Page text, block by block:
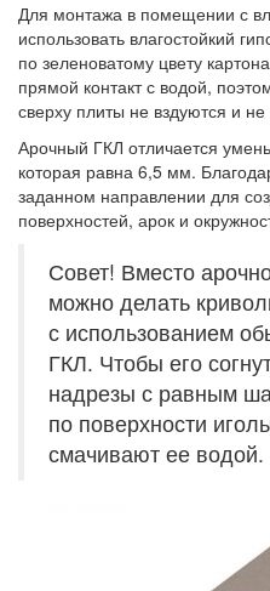
Для монтажа в помещении с
использовать влагостойкий
по зеленоватому цвету
прямой контакт с водой,
сверху плиты не вздуются и не
Арочный ГКЛ отличается
которая равна 6,5 мм.
заданном направлении для
поверхностей, арок и
Совет! Вместо
можно делать
с использованием
ГКЛ. Чтобы его
надрезы с равным
по поверхности
смачивают ее водой.